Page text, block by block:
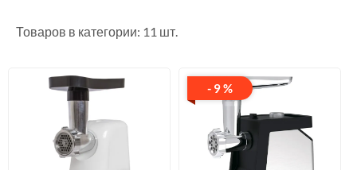
Товаров в категории: 11 шт.
- 9 %